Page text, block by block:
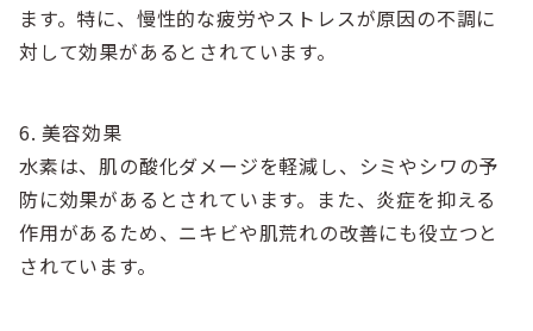
ます。特に、慢性的な疲労やストレスが原因の不調に
対して効果があるとされています。
6. 美容効果
水素は、肌の酸化ダメージを軽減し、シミやシワの予
防に効果があるとされています。また、炎症を抑える
作用があるため、ニキビや肌荒れの改善にも役立つと
されています。